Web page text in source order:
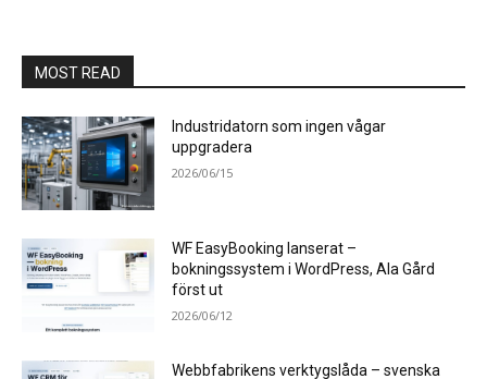
MOST READ
Industridatorn som ingen vågar
uppgradera
2026/06/15
WF EasyBooking lanserat –
bokningssystem i WordPress, Ala Gård
först ut
2026/06/12
Webbfabrikens verktygslåda – svenska